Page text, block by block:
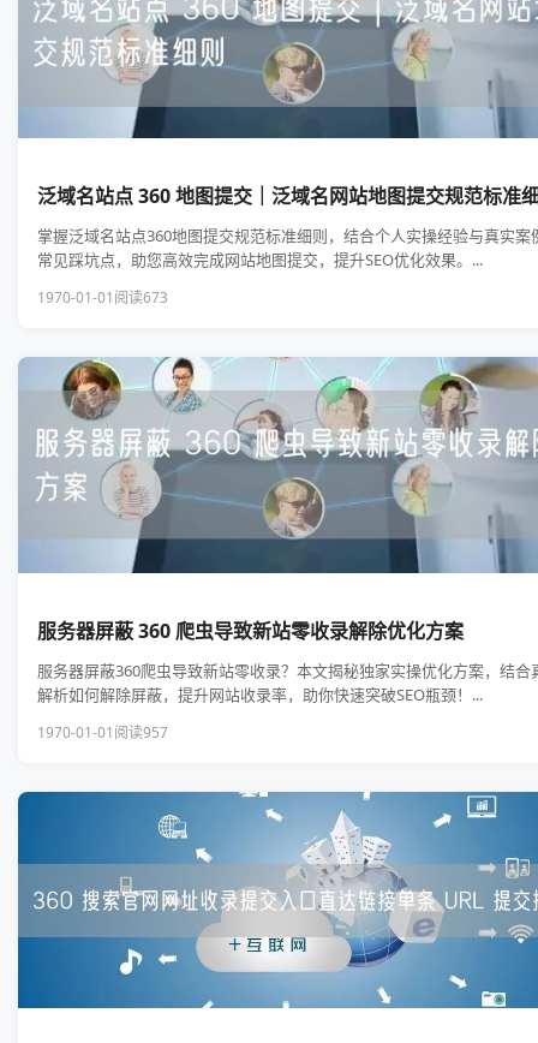
泛域名站点 360 地图提交｜泛域名网站地图提交规范标准
掌握泛域名站点360地图提交规范标准细则，结合个人实操经验与真实案
常见踩坑点，助您高效完成网站地图提交，提升SEO优化效果。...
1970-01-01阅读673
服务器屏蔽 360 爬虫导致新站零收录解除优化方案
服务器屏蔽360爬虫导致新站零收录？本文揭秘独家实操优化方案，结合
解析如何解除屏蔽，提升网站收录率，助你快速突破SEO瓶颈！...
1970-01-01阅读957